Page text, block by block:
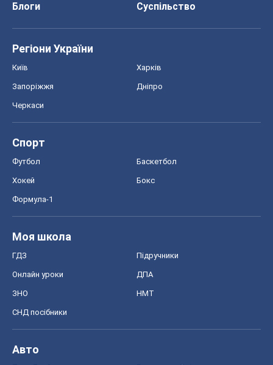
Блоги
Суспільство
Регіони України
Київ Харків
Запоріжжя Дніпро
Черкаси
Спорт
Футбол Баскетбол
Хокей Бокс
Формула-1
Моя школа
ГДЗ Підручники
Онлайн уроки ДПА
ЗНО НМТ
СНД посібники
Авто